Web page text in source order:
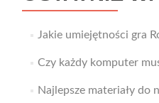
Jakie umiejętności gra
Czy każdy komputer
Najlepsze materiały do